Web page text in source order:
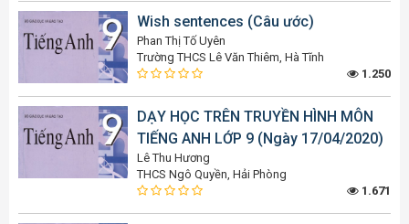
Wish sentences (Câu ước)
Phan Thị Tố Uyên
Trường THCS Lê Văn Thiêm, Hà Tĩnh
1.250
DẠY HỌC TRÊN TRUYỀN HÌNH MÔN
TIẾNG ANH LỚP 9 (Ngày 17/04/2020)
Lê Thu Hương
THCS Ngô Quyền, Hải Phòng
1.671